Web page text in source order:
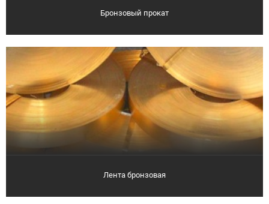
Бронзовый прокат
Лента бронзовая